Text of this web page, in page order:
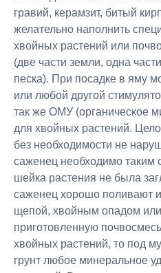
гравий, керамзит, битый
желательно наполнить
хвойных растений или
(две части земли, одна
песка). При посадке в яму
или любой другой
так же ОМУ (органическое
для хвойных растений.
без необходимости не
саженец необходимо таким
шейка растения не была
саженец хорошо поливают
щепой, хвойным опадом
приготовленную
хвойных растений, то под
грунт любое минеральное